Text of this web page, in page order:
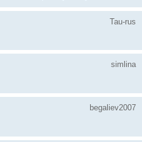
Tau-rus
simlina
begaliev2007